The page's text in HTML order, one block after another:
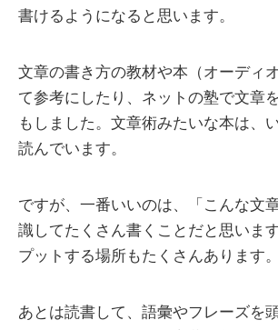
書けるようになると思います。
文章の書き方の教材や本（オーディ
て参考にしたり、ネットの塾で文章
もしました。文章術みたいな本は、
読んでいます。
ですが、一番いいのは、「こんな文
識してたくさん書くことだと思いま
プットする場所もたくさんあります。
あとは読書して、語彙やフレーズを